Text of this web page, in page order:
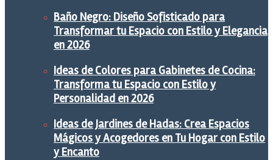
Baño Negro: Diseño Sofisticado para
Transformar tu Espacio con Estilo y Elegancia
en 2026
Ideas de Colores para Gabinetes de Cocina:
Transforma tu Espacio con Estilo y
Personalidad en 2026
Ideas de Jardines de Hadas: Crea Espacios
Mágicos y Acogedores en Tu Hogar con Estilo
y Encanto